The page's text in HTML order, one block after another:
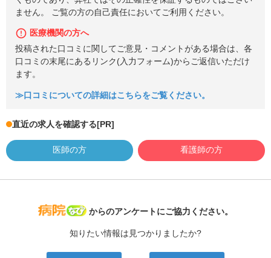
ません。 ご覧の方の自己責任においてご利用ください。
医療機関の方へ
投稿された口コミに関してご意見・コメントがある場合は、各
口コミの末尾にあるリンク(入力フォーム)からご返信いただけ
ます。
≫口コミについての詳細はこちらをご覧ください。
直近の求人を確認する[PR]
医師の方 看護師の方
病院なび
からのアンケートにご協力ください。
知りたい情報は見つかりましたか?